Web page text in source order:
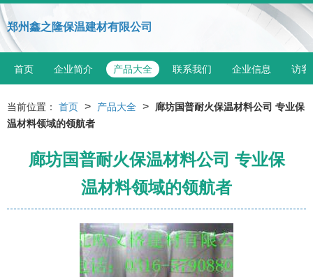
郑州鑫之隆保温建材有限公司
首页 企业简介 产品大全 联系我们 企业信息 访客
当前位置： 首页 > 产品大全 >
廊坊国普耐火保温材料公司 专业保
温材料领域的领航者
廊坊国普耐火保温材料公司 专业保
温材料领域的领航者